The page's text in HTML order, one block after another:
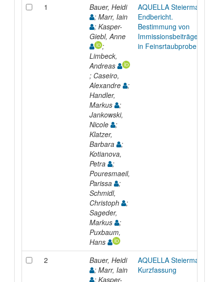
1
Bauer, Heidi
; Marr, Iain
; Kasper-
Giebl, Anne
;
Limbeck,
Andreas
; Caseiro,
Alexandre
;
Handler,
Markus
;
Jankowski,
Nicole
;
Klatzer,
Barbara
;
Kotianova,
Petra
;
Pouresmaeil,
Parissa
;
Schmidl,
Christoph
;
Sageder,
Markus
;
Puxbaum,
Hans
AQUELLA Steiermark
Endbericht.
Bestimmung von
Immissionsbeiträgen
in Feinsrtaubproben
2
Bauer, Heidi
; Marr, Iain
; Kasper-
AQUELLA Steiermark
Kurzfassung